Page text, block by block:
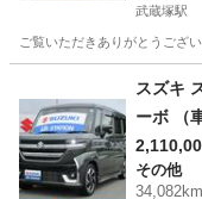
武蔵塚駅
ご覧いただきありがとうござ
武蔵塚駅
スズキ
ーボ （
その他